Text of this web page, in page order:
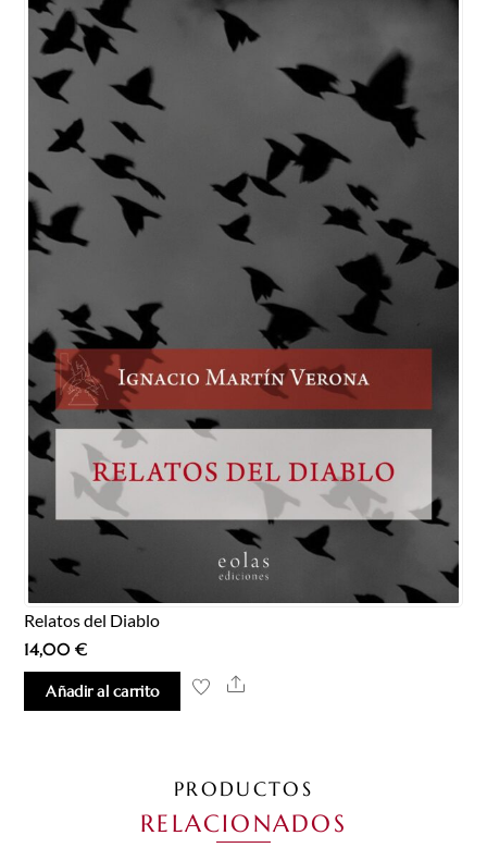
Relatos del Diablo
14,00€
Añadir al carrito Share
PRODUCTOS
RELACIONADOS